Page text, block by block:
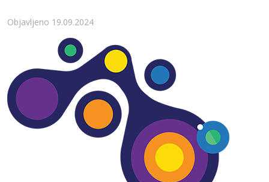
Detalji
Objavljeno 19.09.2024